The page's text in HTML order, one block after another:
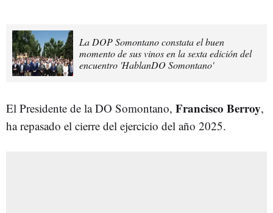
La DOP Somontano constata el buen
momento de sus vinos en la sexta edición del
encuentro 'HablanDO Somontano'
El Presidente de la DO Somontano, Francisco Berroy,
ha repasado el cierre del ejercicio del año 2025.